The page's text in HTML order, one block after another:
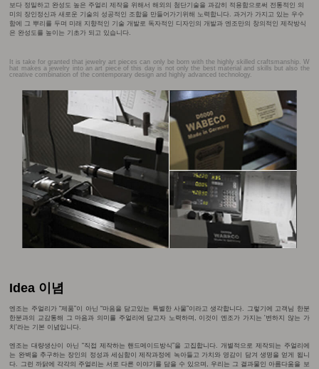
보다 정밀하고 완성도 높은 주얼리 제작을 위해서 해외의 첨단기술을 과감히 적용함으로써 전통적인 의
미의 장인정신과 새로운 기술의 성공적인 조합을 만들어가기위해 노력합니다. 과거가 가지고 있는 우수
함에 그 뿌리를 두며 미래 지향적인 기술 개발로 독자적인 디자인의 개발과 엔조만의 창의적인 제작방식
은 완성도를 높이는 기초가 되고 있습니다.
It is take for granted that jewelry art pieces can only be born with the highly skilled craftsmanship. W
hat makes a jewelry into an art piece of this day is not only the best material and skills but also the
creative combination of the contemporary design and highly advanced technology.
Idea 이념
엔조는 주얼리가 “제품”이 아닌 “마음을 담고있는 특별한 사물”이라고 생각합니다. 그렇기에 고객님 한분
한분과의 교감통해 그 마음과 의미를 주얼리에 담고자 노력하며, 이것이 엔조가 가지는 '변하지 않는 가
치'라는 기본 이념입니다.
엔조는 대량생산이 아닌 “직접 제작하는 핸드메이드방식”을 고집합니다. 개별적으로 제작되는 주얼리에
는 완벽을 추구하는 장인의 정성과 세심함이 제작과정에 녹아들고 가치와 영감이 담겨 생명을 얻게 됩니
다. 그런 까닭에 각각의 주얼리는 서로 다른 이야기를 담을 수 있으며, 우리는 그 결과물인 아름다움을 보